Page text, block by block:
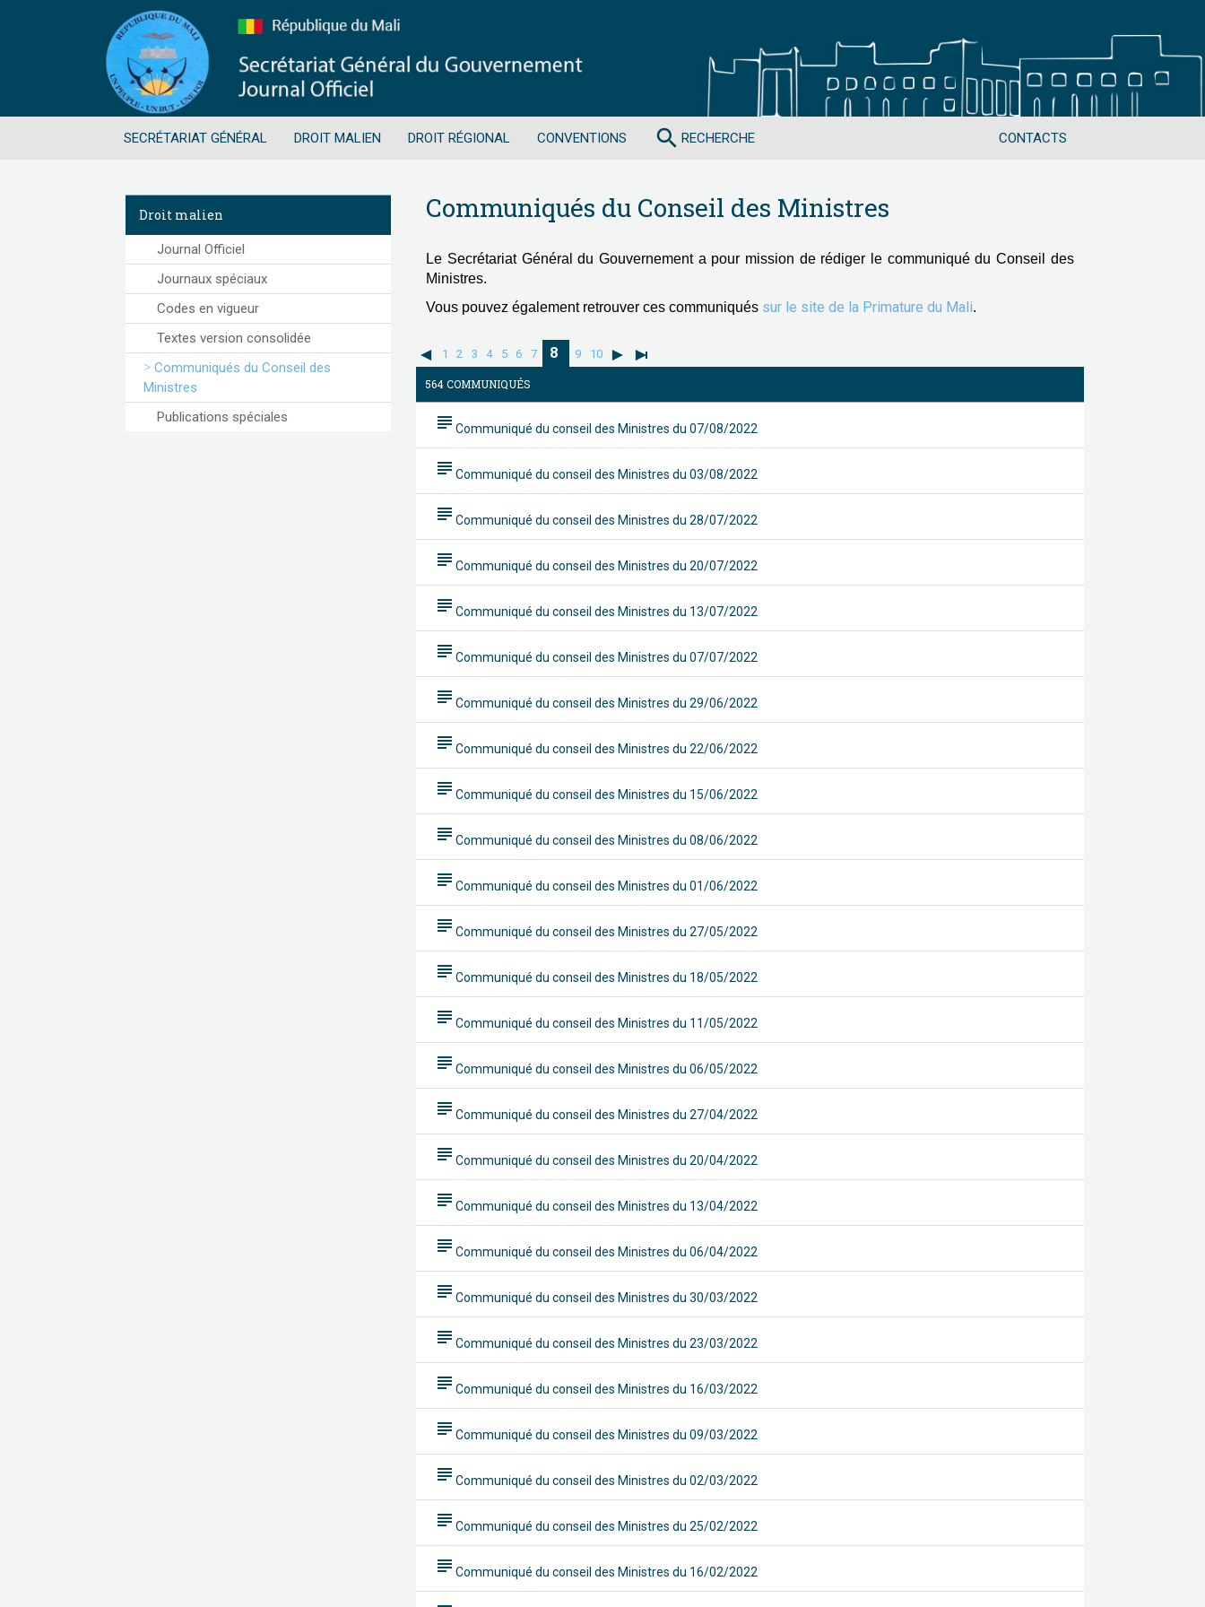
SECRÉTARIAT GÉNÉRAL DROIT MALIEN DROIT RÉGIONAL CONVENTIONS CONTACTS
search RECHERCHE
Droit malien
Journal Officiel
Journaux spéciaux
Codes en vigueur
Textes version consolidée
Communiqués du Conseil des
Ministres
Publications spéciales
Communiqués du Conseil des Ministres
Le Secrétariat Général du Gouvernement a pour mission de rédiger le communiqué du Conseil des
Ministres.
Vous pouvez également retrouver ces communiqués sur le site de la Primature du Mali.
1 2 3 4 5 6 7 8 9 10
564 COMMUNIQUÉS
subject Communiqué du conseil des Ministres du 07/08/2022
subject Communiqué du conseil des Ministres du 03/08/2022
subject Communiqué du conseil des Ministres du 28/07/2022
subject Communiqué du conseil des Ministres du 20/07/2022
subject Communiqué du conseil des Ministres du 13/07/2022
subject Communiqué du conseil des Ministres du 07/07/2022
subject Communiqué du conseil des Ministres du 29/06/2022
subject Communiqué du conseil des Ministres du 22/06/2022
subject Communiqué du conseil des Ministres du 15/06/2022
subject Communiqué du conseil des Ministres du 08/06/2022
subject Communiqué du conseil des Ministres du 01/06/2022
subject Communiqué du conseil des Ministres du 27/05/2022
subject Communiqué du conseil des Ministres du 18/05/2022
subject Communiqué du conseil des Ministres du 11/05/2022
subject Communiqué du conseil des Ministres du 06/05/2022
subject Communiqué du conseil des Ministres du 27/04/2022
subject Communiqué du conseil des Ministres du 20/04/2022
subject Communiqué du conseil des Ministres du 13/04/2022
subject Communiqué du conseil des Ministres du 06/04/2022
subject Communiqué du conseil des Ministres du 30/03/2022
subject Communiqué du conseil des Ministres du 23/03/2022
subject Communiqué du conseil des Ministres du 16/03/2022
subject Communiqué du conseil des Ministres du 09/03/2022
subject Communiqué du conseil des Ministres du 02/03/2022
subject Communiqué du conseil des Ministres du 25/02/2022
subject Communiqué du conseil des Ministres du 16/02/2022